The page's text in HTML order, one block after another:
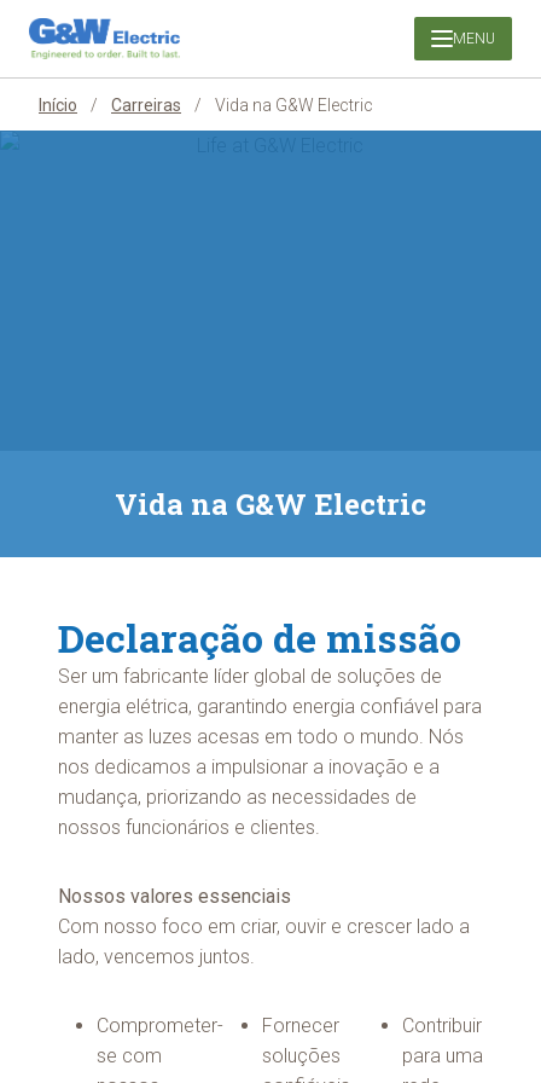
Pular
para
o
conteúdo
MENU
Início / Carreiras / Vida na G&W Electric
Vida na G&W Electric
Declaração de missão
Ser um fabricante líder global de soluções de
energia elétrica, garantindo energia confiável para
manter as luzes acesas em todo o mundo. Nós
nos dedicamos a impulsionar a inovação e a
mudança, priorizando as necessidades de
nossos funcionários e clientes.
Nossos valores essenciais
Com nosso foco em criar, ouvir e crescer lado a
lado, vencemos juntos.
Comprometer-
se com
Fornecer
soluções
Contribuir
para uma